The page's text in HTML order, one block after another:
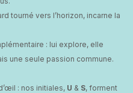
tourné vers l’horizon, incarne la
: lui explore, elle
une seule passion commune.
: nos initiales, U & S, forment